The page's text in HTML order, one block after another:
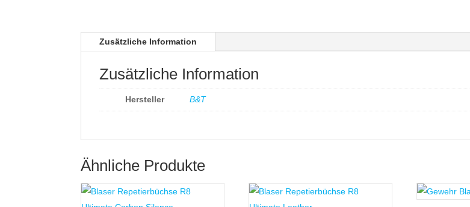
Zusätzliche Information
Zusätzliche Information
Hersteller B&T
Ähnliche Produkte